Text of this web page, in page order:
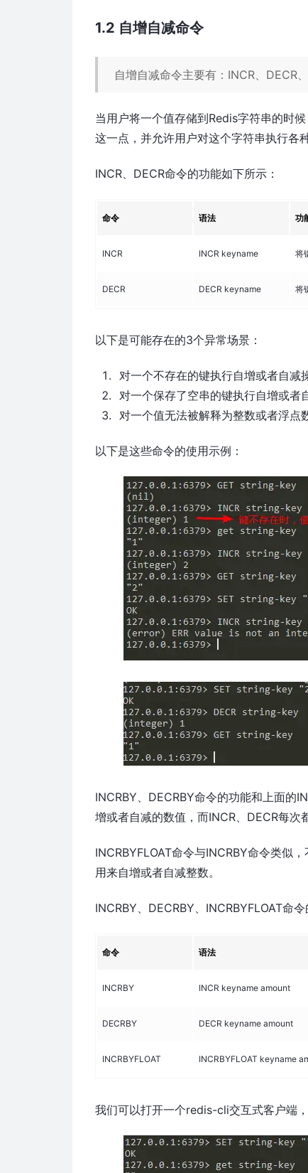
1.2 自增自减命令
自增自减命令主要有：INCR、DECR
当用户将一个值存储到Redis字符串的时
这一点，并允许用户对这个字符串执行各
INCR、DECR命令的功能如下所示：
命令 语法 功
INCR INCR keyname 将
DECR DECR keyname 将
以下是可能存在的3个异常场景：
对一个不存在的键执行自增或者自减
对一个保存了空串的键执行自增或者
对一个值无法被解释为整数或者浮点
以下是这些命令的使用示例：
INCRBY、DECRBY命令的功能和上面的
增或者自减的数值，而INCR、DECR每次
INCRBYFLOAT命令与INCRBY命令类似
用来自增或者自减整数。
INCRBY、DECRBY、INCRBYFLOAT命
命令 语法
INCRBY INCR keyname amount
DECRBY DECR keyname amount
INCRBYFLOAT INCRBYFLOAT keyname
我们可以打开一个redis-cli交互式客户端